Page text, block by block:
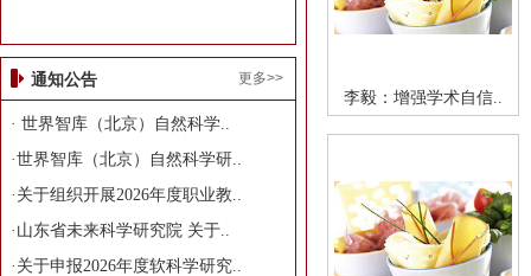
通知公告 更多>>
· 世界智库（北京）自然科学..
·世界智库（北京）自然科学研..
· 关于组织开展2026年度职业教..
· 山东省未来科学研究院 关于..
· 关于申报2026年度软科学研究..
李毅：增强学术自信..